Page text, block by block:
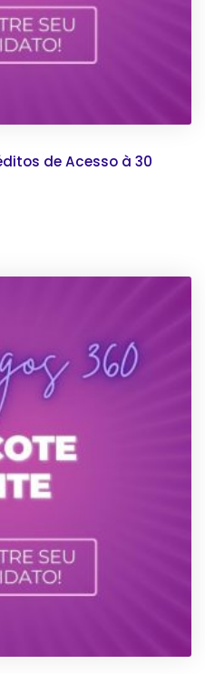
de Acesso à 30